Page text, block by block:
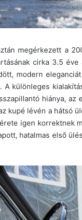
megérkezett a
cirka 3.5
modern
A különleges
hiánya,
kupé lévén a hátsó
igen korrektnek
hatalmas első